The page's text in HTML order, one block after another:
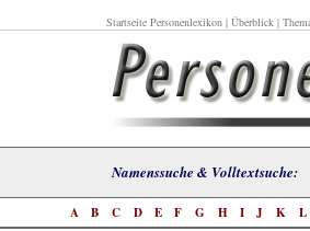
Startseite Personenlexikon| Überblick|
Namenssuche &
A B C D E F G H I J K L